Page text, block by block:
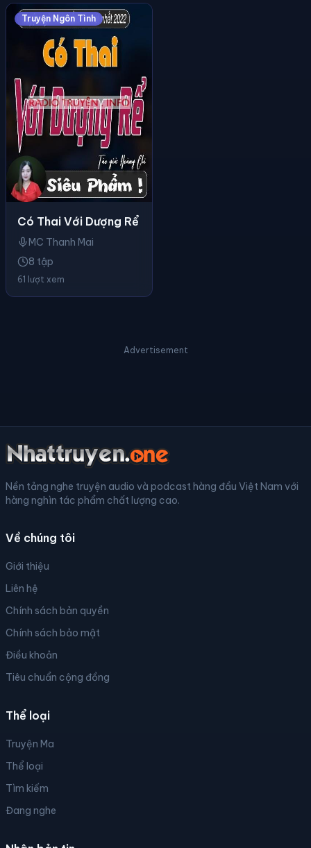
Truyện Ngôn Tình
Có Thai Với Dượng Rể
MC Thanh Mai
8 tập
61 lượt xem
Advertisement
Nền tảng nghe truyện audio và podcast hàng đầu Việt Nam với
hàng nghìn tác phẩm chất lượng cao.
Về chúng tôi
Giới thiệu
Liên hệ
Chính sách bản quyền
Chính sách bảo mật
Điều khoản
Tiêu chuẩn cộng đồng
Thể loại
Truyện Ma
Thể loại
Tìm kiếm
Đang nghe